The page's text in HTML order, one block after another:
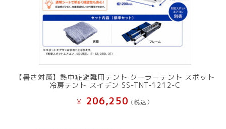
【暑さ対策】熱中症避難用テント クーラーテント スポット
冷房テント スイデン SS-TNT-1212-C
¥ 206,250 (税込）